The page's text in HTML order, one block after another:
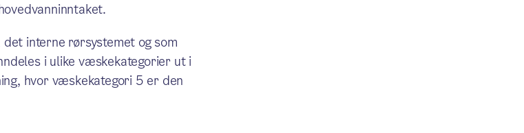
interne rørsystemet og som
i ulike væskekategorier ut i
hvor væskekategori 5 er den